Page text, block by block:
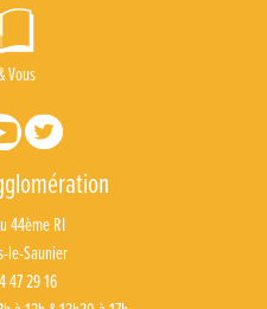
Vous
44ème RI
le-Saunier
47 29 16